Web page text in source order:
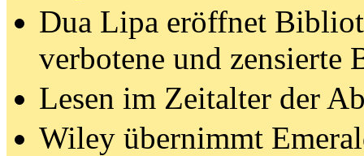
Dua Lipa eröffnet
verbotene und zensierte
Lesen im Zeitalter der
Wiley übernimmt